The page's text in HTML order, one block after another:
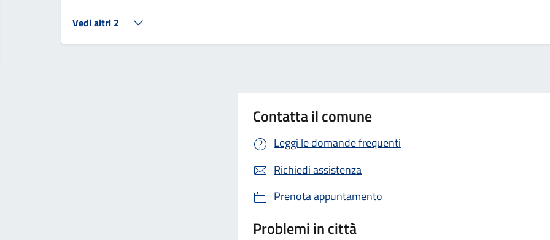
Vedi altri 2
Contatta il comune
Leggi le domande frequenti
Richiedi assistenza
Prenota appuntamento
Problemi in città